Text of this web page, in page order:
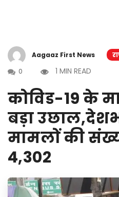
Aagaaz First News
0
1 MIN READ
कोविड-19 के
बड़ा
मामलों की
4,302